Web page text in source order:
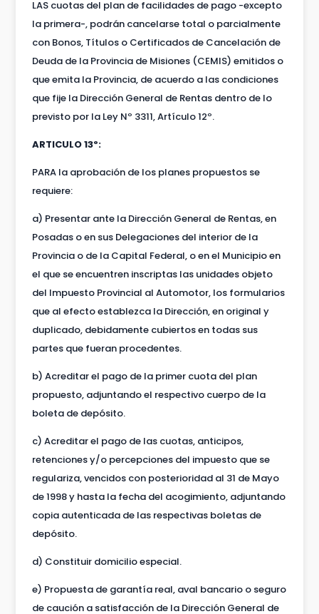
LAS cuotas del plan de facilidades de pago -excepto
la primera-, podrán cancelarse total o parcialmente
con Bonos, Títulos o Certificados de Cancelación de
Deuda de la Provincia de Misiones (CEMIS) emitidos o
que emita la Provincia, de acuerdo a las condiciones
que fije la Dirección General de Rentas dentro de lo
previsto por la Ley Nº 3311, Artículo 12º.
ARTICULO 13º:
PARA la aprobación de los planes propuestos se
requiere:
a) Presentar ante la Dirección General de Rentas, en
Posadas o en sus Delegaciones del interior de la
Provincia o de la Capital Federal, o en el Municipio en
el que se encuentren inscriptas las unidades objeto
del Impuesto Provincial al Automotor, los formularios
que al efecto establezca la Dirección, en original y
duplicado, debidamente cubiertos en todas sus
partes que fueran procedentes.
b) Acreditar el pago de la primer cuota del plan
propuesto, adjuntando el respectivo cuerpo de la
boleta de depósito.
c) Acreditar el pago de las cuotas, anticipos,
retenciones y/o percepciones del impuesto que se
regulariza, vencidos con posterioridad al 31 de Mayo
de 1998 y hasta la fecha del acogimiento, adjuntando
copia autenticada de las respectivas boletas de
depósito.
d) Constituir domicilio especial.
e) Propuesta de garantía real, aval bancario o seguro
de caución a satisfacción de la Dirección General de